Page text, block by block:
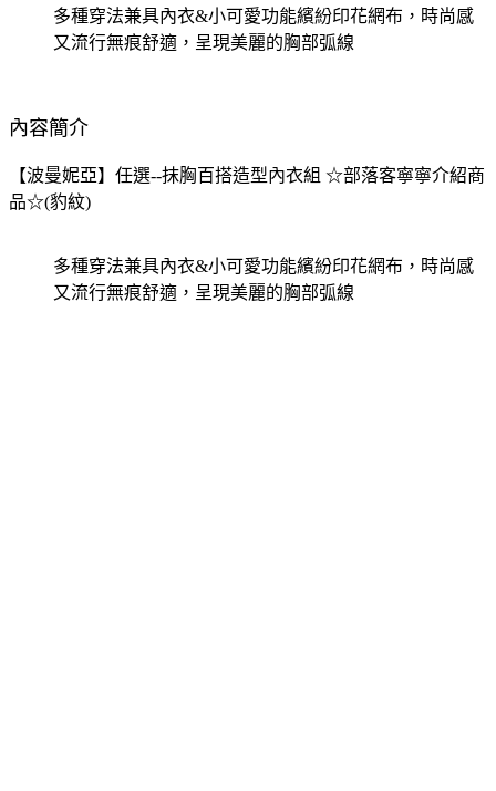
多種穿法兼具內衣&小可愛功能繽紛印花網布，時尚感
又流行無痕舒適，呈現美麗的胸部弧線
內容簡介
【波曼妮亞】任選--抹胸百搭造型內衣組 ☆部落客寧寧介紹商
品☆(豹紋)
多種穿法兼具內衣&小可愛功能繽紛印花網布，時尚感
又流行無痕舒適，呈現美麗的胸部弧線